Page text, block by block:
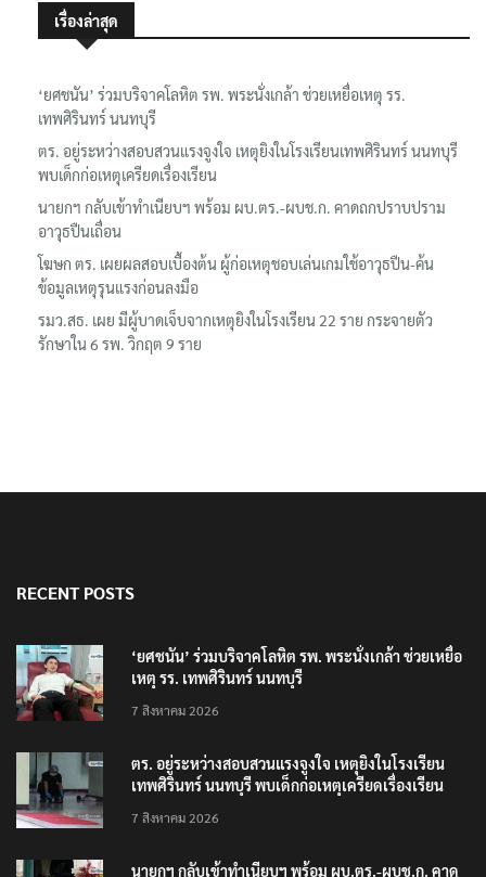
เรื่องล่าสุด
‘ยศชนัน’ ร่วมบริจาคโลหิต รพ. พระนั่งเกล้า ช่วยเหยื่อเหตุ รร.
เทพศิรินทร์ นนทบุรี
ตร. อยู่ระหว่างสอบสวนแรงจูงใจ เหตุยิงในโรงเรียนเทพศิรินทร์ นนทบุรี
พบเด็กก่อเหตุเครียดเรื่องเรียน
นายกฯ กลับเข้าทำเนียบฯ พร้อม ผบ.ตร.-ผบช.ก. คาดถกปราบปราม
อาวุธปืนเถื่อน
โฆษก ตร. เผยผลสอบเบื้องต้น ผู้ก่อเหตุชอบเล่นเกมใช้อาวุธปืน-ค้น
ข้อมูลเหตุรุนแรงก่อนลงมือ
รมว.สธ. เผย มีผู้บาดเจ็บจากเหตุยิงในโรงเรียน 22 ราย กระจายตัว
รักษาใน 6 รพ. วิกฤต 9 ราย
RECENT POSTS
‘ยศชนัน’ ร่วมบริจาคโลหิต รพ. พระนั่งเกล้า ช่วยเหยื่อ
เหตุ รร. เทพศิรินทร์ นนทบุรี
7 สิงหาคม 2026
ตร. อยู่ระหว่างสอบสวนแรงจูงใจ เหตุยิงในโรงเรียน
เทพศิรินทร์ นนทบุรี พบเด็กก่อเหตุเครียดเรื่องเรียน
7 สิงหาคม 2026
นายกฯ กลับเข้าทำเนียบฯ พร้อม ผบ.ตร.-ผบช.ก. คาด